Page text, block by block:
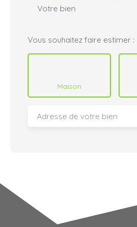
Votre bien
Vous souhaitez faire estimer :
Maison
Adresse de votre bien